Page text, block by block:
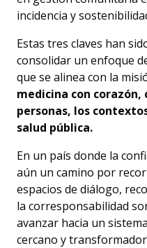
incidencia y
Estas tres claves han
consolidar un enfoque
que se alinea con la
medicina con corazón,
personas, los
salud pública.
En un país donde la
aún un camino por
espacios de diálogo,
la corresponsabilidad
avanzar hacia un
cercano y